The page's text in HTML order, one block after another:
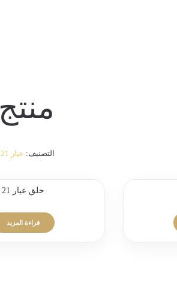
منتج 11
التصنيف: عيار 21
حلق عيار 21
قراءة المزيد